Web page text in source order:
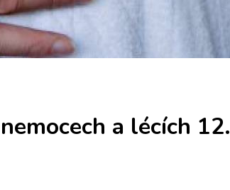
a lécích 12.